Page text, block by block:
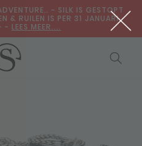
- SILK IS GESTOPT
& RUILEN IS PER 31 JANUARI
- LEES MEER....